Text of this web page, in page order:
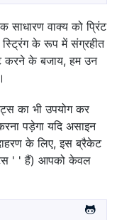
वाक्य को प्रिंट
स्ट्रिंग के रूप में संग्रहीत
करने के बजाय, हम उन
का भी उपयोग कर
पड़ेगा यदि असाइन
के लिए, इस ब्रैकेट
' ' हैं) आपको केवल